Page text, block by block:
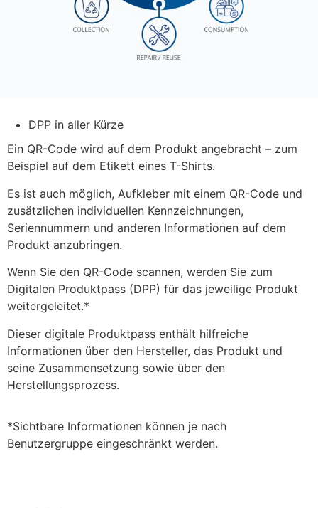
DPP in aller Kürze
Ein QR-Code wird auf dem Produkt angebracht – zum
Beispiel auf dem Etikett eines T-Shirts.
Es ist auch möglich, Aufkleber mit einem QR-Code und
zusätzlichen individuellen Kennzeichnungen,
Seriennummern und anderen Informationen auf dem
Produkt anzubringen.
Wenn Sie den QR-Code scannen, werden Sie zum
Digitalen Produktpass (DPP) für das jeweilige Produkt
weitergeleitet.*
Dieser digitale Produktpass enthält hilfreiche
Informationen über den Hersteller, das Produkt und
seine Zusammensetzung sowie über den
Herstellungsprozess.
*Sichtbare Informationen können je nach
Benutzergruppe eingeschränkt werden.